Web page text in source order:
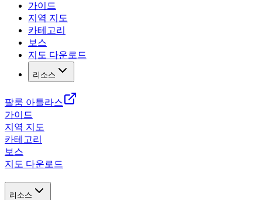
가이드
지역 지도
카테고리
보스
지도 다운로드
리소스
팔룸 아틀라스
가이드
지역 지도
카테고리
보스
지도 다운로드
리소스